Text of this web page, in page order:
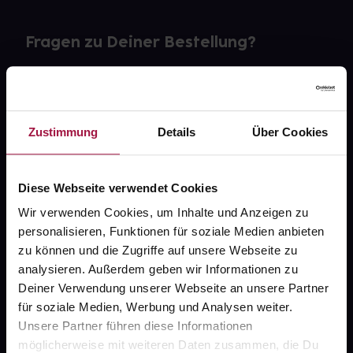
Zustimmung Details Über Cookies
Diese Webseite verwendet Cookies
Wir verwenden Cookies, um Inhalte und Anzeigen zu
personalisieren, Funktionen für soziale Medien anbieten
zu können und die Zugriffe auf unsere Webseite zu
analysieren. Außerdem geben wir Informationen zu
Deiner Verwendung unserer Webseite an unsere Partner
für soziale Medien, Werbung und Analysen weiter.
Unsere Partner führen diese Informationen
möglicherweise mit weiteren Daten zusammen, die Du
Fragen zu Deiner Bestellung?
gesund.de
Über uns
Karriere
Newsletter